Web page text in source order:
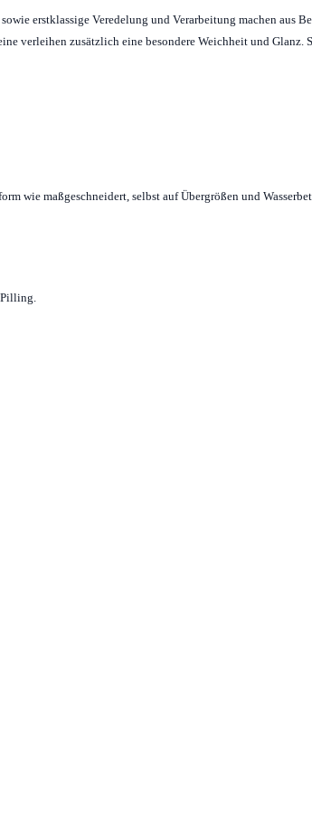
erstklassige Veredelung und Verarbeitung machen aus
verleihen zusätzlich eine besondere Weichheit und Glanz.
wie maßgeschneidert, selbst auf Übergrößen und
Pilling.